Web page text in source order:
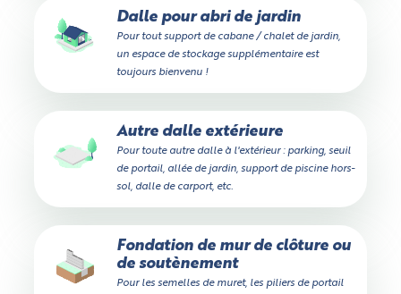
Dalle pour abri de jardin
Pour tout support de cabane / chalet de jardin,
un espace de stockage supplémentaire est
toujours bienvenu !
Autre dalle extérieure
Pour toute autre dalle à l'extérieur : parking, seuil
de portail, allée de jardin, support de piscine hors-
sol, dalle de carport, etc.
Fondation de mur de clôture ou
de soutènement
Pour les semelles de muret, les piliers de portail